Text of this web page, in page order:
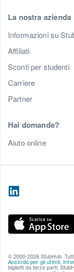
La nostra azienda
Informazioni su
Affiliati
Sconti per studenti
Carriere
Partner
Hai domande?
Aiuto online
© 2000-2026 StubHub.
Accordo per gli utenti,
biglietti da terze parti;